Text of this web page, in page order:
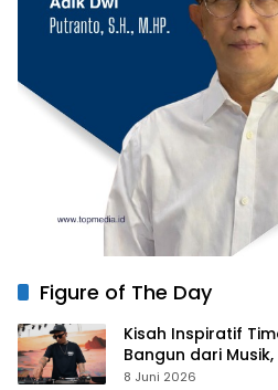
Figure of The Day
Kisah Inspiratif
Bangun dari
hingga Gurita
8 Juni 2026